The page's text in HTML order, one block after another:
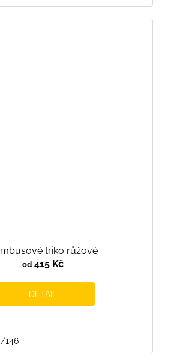
triko růžové
od415 Kč
DETAIL
146